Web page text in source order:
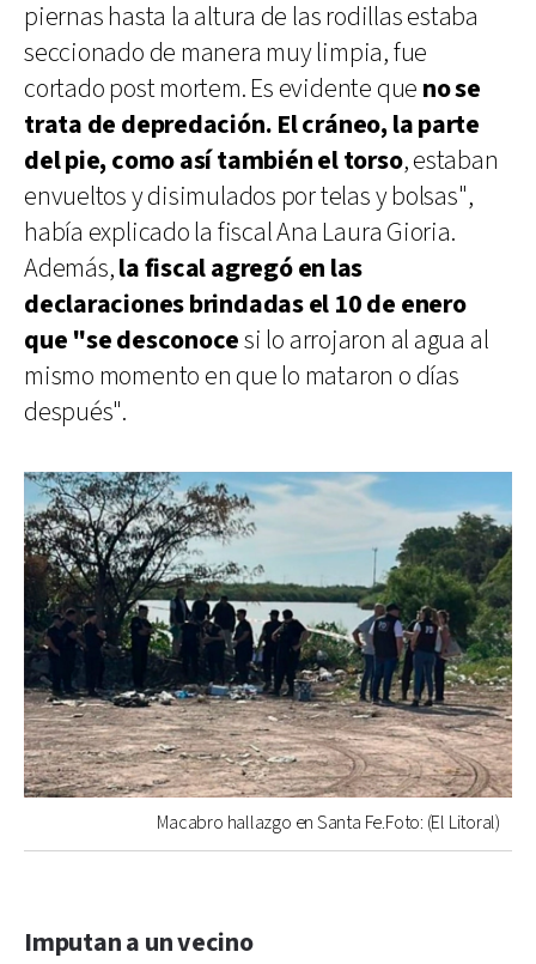
piernas hasta la altura de las rodillas estaba
seccionado de manera muy limpia, fue
cortado post mortem. Es evidente que no se
trata de depredación. El cráneo, la parte
del pie, como así también el torso, estaban
envueltos y disimulados por telas y bolsas",
había explicado la fiscal Ana Laura Gioria.
Además,la fiscal agregó en las
declaraciones brindadas el 10 de enero
que "se desconocesi lo arrojaron al agua al
mismo momento en que lo mataron o días
después".
Macabro hallazgo en Santa Fe.Foto: (El Litoral)
Imputan a un vecino